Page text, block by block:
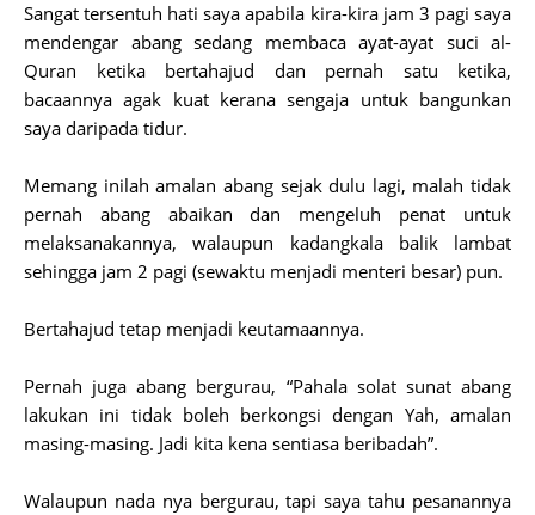
Sangat tersentuh hati saya apabila kira-kira jam 3 pagi saya
mendengar abang sedang membaca ayat-ayat suci al-
Quran ketika bertahajud dan pernah satu ketika,
bacaannya agak kuat kerana sengaja untuk bangunkan
saya daripada tidur.
Memang inilah amalan abang sejak dulu lagi, malah tidak
pernah abang abaikan dan mengeluh penat untuk
melaksanakannya, walaupun kadangkala balik lambat
sehingga jam 2 pagi (sewaktu menjadi menteri besar) pun.
Bertahajud tetap menjadi keutamaannya.
Pernah juga abang bergurau, “Pahala solat sunat abang
lakukan ini tidak boleh berkongsi dengan Yah, amalan
masing-masing. Jadi kita kena sentiasa beribadah”.
Walaupun nada nya bergurau, tapi saya tahu pesanannya